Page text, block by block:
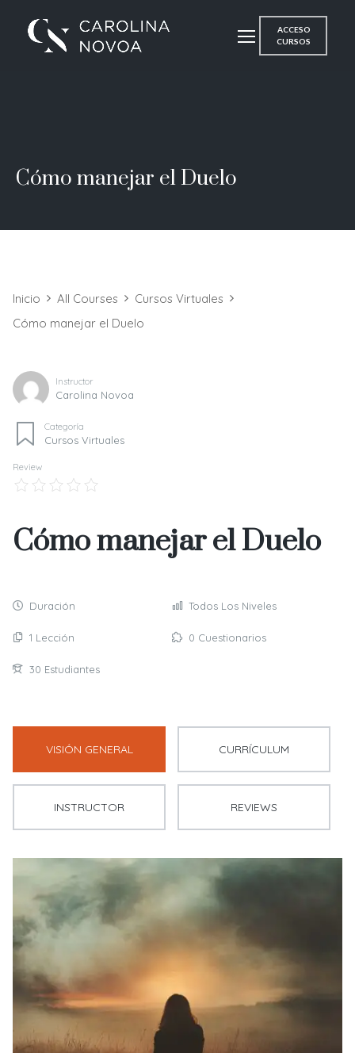
ACCESO
CURSOS
Cómo manejar el Duelo
Inicio All Courses
Cursos Virtuales
Cómo manejar el Duelo
Instructor
Carolina Novoa
Categoría
Cursos Virtuales
Review
Cómo manejar el Duelo
Duración Todos Los Niveles
1 Lección 0 Cuestionarios
30 Estudiantes
VISIÓN GENERAL CURRÍCULUM
INSTRUCTOR REVIEWS